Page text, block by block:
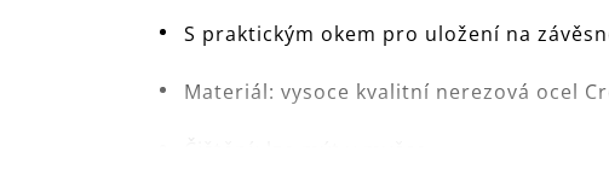
S praktickým okem pro uložení na
Materiál: vysoce kvalitní nerezová ocel